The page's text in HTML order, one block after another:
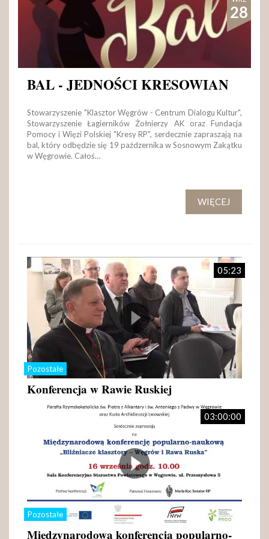
28
BAL - JEDNOŚCI KRESOWIAN
Stowarzyszenie "Klasztor Węgrów - Centrum Dialogu Kultur",
Stowarzyszenie Łagierników Żołnierzy AK oraz Fundacja
Pomocy i Więzi Polskiej "Kresy RP", serdecznie zapraszają na
bal, który odbędzie się 19 paźdzernika w Sosnowym Zakątku
w Węgrowie. Całoś…
WIĘCEJ
Pozostałe
05:23
Konferencja w Rawie Ruskiej
Pozostałe
03:00:00
Międzynarodowa konferencja popularno-